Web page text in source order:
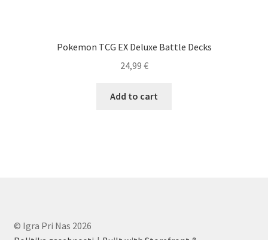
Pokemon TCG EX Deluxe Battle Decks
24,99 €
Add to cart
© Igra Pri Nas 2026